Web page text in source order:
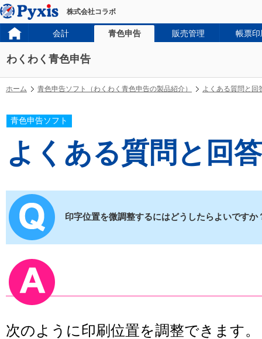
株式会社コラボ
会計 青色申告 販売管理 帳票印
わくわく青色申告
ホーム 青色申告ソフト（わくわく青色申告の製品紹介） よくある質問と回
青色申告ソフト
よくある質問と回答
印字位置を微調整するにはどうしたらよいですか
次のように印刷位置を調整できます。